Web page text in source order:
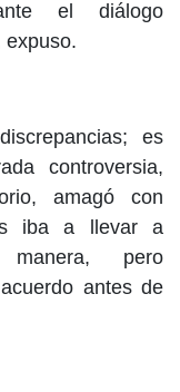
el diálogo
expuso.
es
controversia,
amagó con
iba a llevar a
pero
antes de